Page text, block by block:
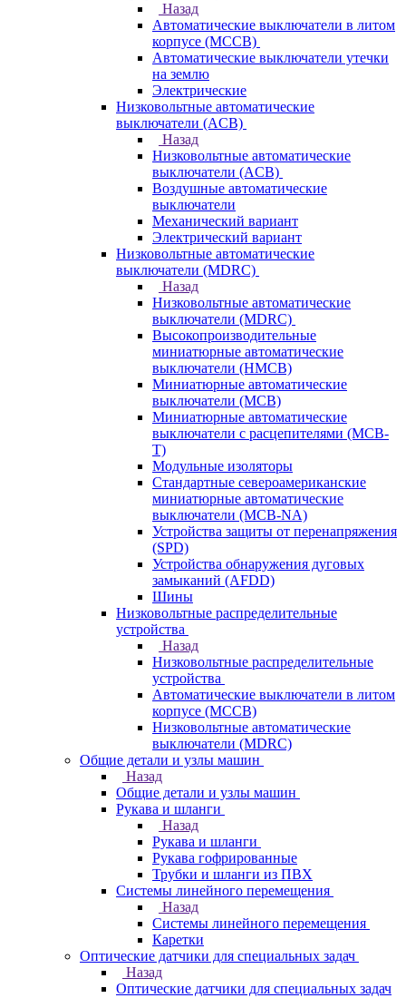
Назад
Автоматические выключатели в литом
корпусе (MCCB)
Автоматические выключатели утечки
на землю
Электрические
Низковольтные автоматические
выключатели (ACB)
Назад
Низковольтные автоматические
выключатели (ACB)
Воздушные автоматические
выключатели
Механический вариант
Электрический вариант
Низковольтные автоматические
выключатели (MDRC)
Назад
Низковольтные автоматические
выключатели (MDRC)
Высокопроизводительные
миниатюрные автоматические
выключатели (HMCB)
Миниатюрные автоматические
выключатели (MCB)
Миниатюрные автоматические
выключатели с расцепителями (MCB-
T)
Модульные изоляторы
Стандартные североамериканские
миниатюрные автоматические
выключатели (MCB-NA)
Устройства защиты от перенапряжения
(SPD)
Устройства обнаружения дуговых
замыканий (AFDD)
Шины
Низковольтные распределительные
устройства
Назад
Низковольтные распределительные
устройства
Автоматические выключатели в литом
корпусе (MCCB)
Низковольтные автоматические
выключатели (MDRC)
Общие детали и узлы машин
Назад
Общие детали и узлы машин
Рукава и шланги
Назад
Рукава и шланги
Рукава гофрированные
Трубки и шланги из ПВХ
Системы линейного перемещения
Назад
Системы линейного перемещения
Каретки
Оптические датчики для специальных задач
Назад
Оптические датчики для специальных задач